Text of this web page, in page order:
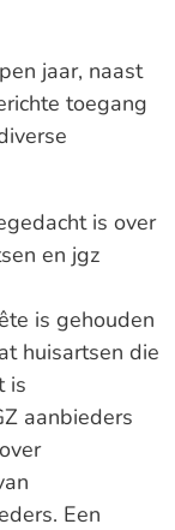
jaar, naast
toegang
is over
en jgz
is gehouden
huisartsen die
is
aanbieders
Een